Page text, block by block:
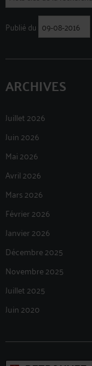
Publié du
ARCHIVES
Juillet 2026
Juin 2026
Mai 2026
Avril 2026
Mars 2026
Février 2026
Janvier 2026
Décembre 2025
Novembre 2025
Juillet 2025
Juin 2020